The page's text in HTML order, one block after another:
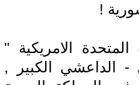
!
الامريكية "
الداعشي الكبير ,